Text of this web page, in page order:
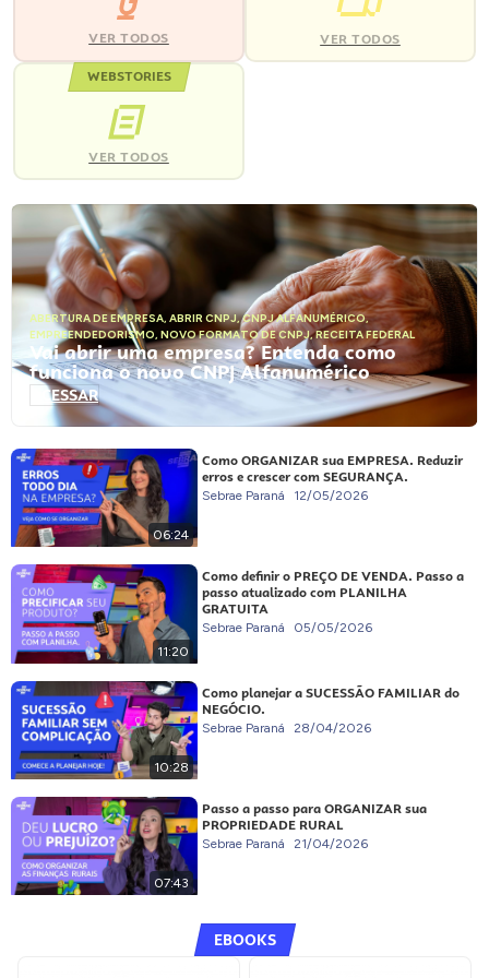
VER TODOS VER TODOS
WEBSTORIES
VER TODOS
ABERTURA DE EMPRESA, ABRIR CNPJ,CNPJ ALFANUMÉRICO,
EMPREENDEDORISMO, NOVO FORMATO DE CNPJ,RECEITA FEDERAL
Vai abrir uma empresa? Entenda como
funciona o novo CNPJ Alfanumérico
ACESSAR
06:24
Como ORGANIZAR sua EMPRESA. Reduzir
erros e crescer com SEGURANÇA.
Sebrae Paraná 12/05/2026
11:20
Como definir o PREÇO DE VENDA. Passo a
passo atualizado com PLANILHA
GRATUITA
Sebrae Paraná 05/05/2026
10:28
Como planejar a SUCESSÃO FAMILIAR do
NEGÓCIO.
Sebrae Paraná 28/04/2026
07:43
Passo a passo para ORGANIZAR sua
PROPRIEDADE RURAL
Sebrae Paraná 21/04/2026
EBOOKS